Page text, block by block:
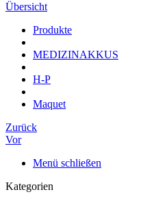
Übersicht
Produkte
MEDIZINAKKUS
H-P
Maquet
Zurück
Vor
Menü schließen
Kategorien